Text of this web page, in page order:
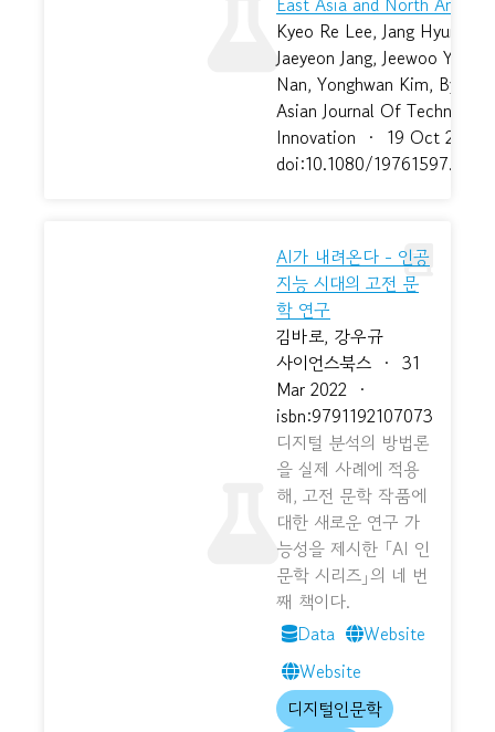
Kyeo Re Lee, Jang Hyun
Jaeyeon Jang, Jeewoo Yoon,
Nan, Yonghwan Kim,
Asian Journal Of Technology
Innovation · 19 Oct 2022
doi:10.1080/
AI가 내려온다 - 인공
지능 시대의 고전 문
학 연구
김바로, 강우규
사이언스북스 · 31
Mar 2022 ·
isbn:9791192107073
디지털 분석의 방법론
을 실제 사례에 적용
해, 고전 문학 작품에
대한 새로운 연구 가
능성을 제시한 「AI 인
문학 시리즈」의 네 번
째 책이다.
Data
Website
Website
디지털인문학